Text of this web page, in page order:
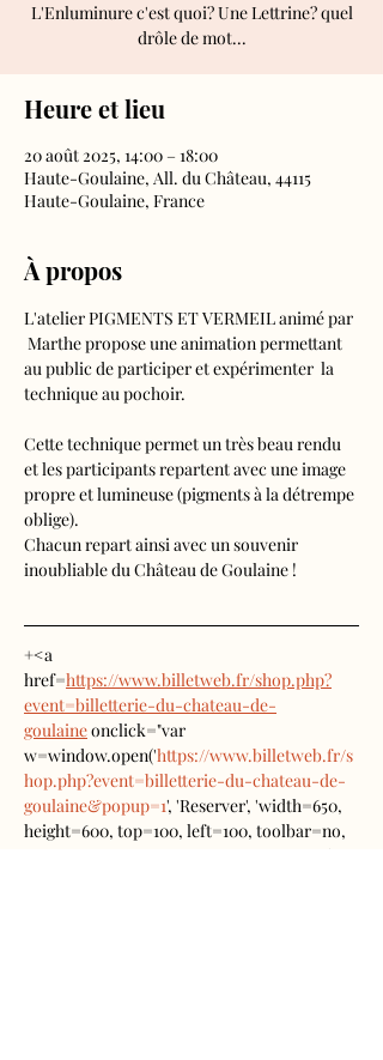
L'Enluminure c'est quoi? Une Lettrine? quel
drôle de mot...
Heure et lieu
20 août 2025, 14:00 – 18:00
Haute-Goulaine, All. du Château, 44115
Haute-Goulaine, France
À propos
L'atelier PIGMENTS ET VERMEIL animé par
Marthe propose une animation permettant
au public de participer et expérimenter  la
technique au pochoir.
Cette technique permet un très beau rendu
et les participants repartent avec une image
propre et lumineuse (pigments à la détrempe
oblige).
Chacun repart ainsi avec un souvenir
inoubliable du Château de Goulaine !
+<a
href=https://www.billetweb.fr/shop.php?
event=billetterie-du-chateau-de-
goulaine onclick="var
w=window.open('https://www.billetweb.fr/s
hop.php?event=billetterie-du-chateau-de-
goulaine&popup=1', 'Reserver', 'width=650,
height=600, top=100, left=100, toolbar=no,
resizable=yes, scrollbars=yes, status=no');